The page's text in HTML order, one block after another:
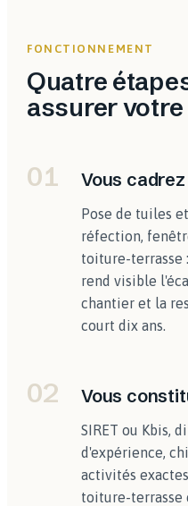
FONCTIONNEMENT
Quatre
assurer
01 Vous
Pose de tuiles
réfection,
toiture-terrasse
rend visible
chantier et la
court dix ans.
02 Vous
SIRET ou Kbis,
d'expérience,
activités
toiture-terrasse